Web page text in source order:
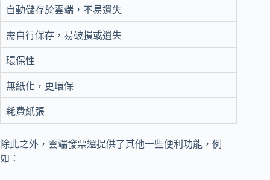
自動儲存於雲端，不易遺失
需自行保存，易破損或遺失
環保性
無紙化，更環保
耗費紙張
除此之外，雲端發票還提供了其他一些便利功能，例
如：